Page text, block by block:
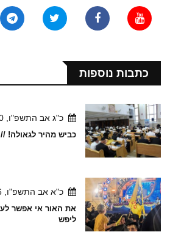
כתבות נוספות
כ"ג אב התשפ"ו, 10:40
כביש מהיר לגאולה!
כ"א אב התשפ"ו, 15:26
את האור אי אפשר
ליפש